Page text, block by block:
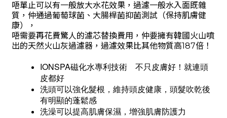
唔單止可以有一般放大水花效果，過濾一般水入面既雜
質，仲通過葡萄球菌、大腸桿菌抑菌測試（保持肌膚健
康），
唔需要再花費驚人的濾芯替換費用，仲要擁有韓國火山噴
出的天然火山灰過濾器，過濾效果比其他物質高187倍！
IONSPA磁化水專利技術 不只皮膚好！就連頭
皮都好
洗頭可以強化髮根，維持頭皮健康，頭髮吹乾後
有明顯的蓬鬆感
洗澡可以提高肌膚保濕，增強肌膚防護力